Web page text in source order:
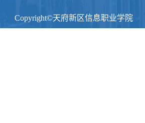
Copyright©天府新区信息职业学院